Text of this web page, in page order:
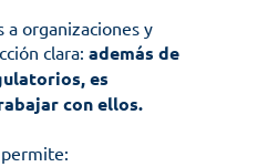
a organizaciones y
clara: además de
es
con ellos.